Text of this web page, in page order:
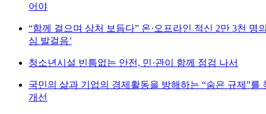
어야
“함께 걸으며 상처 보듬다” 온·오프라인 적신 2만 3천 명
심 발걸음’
청소년시설 빈틈없는 안전, 민·관이 함께 점검 나서
국민의 삶과 기업의 경제활동을 방해하는 “숨은 규제”를
개선